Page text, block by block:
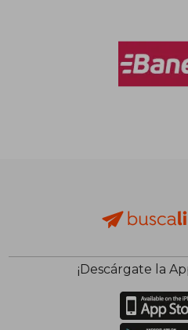
$ 39.667
¡Descárgate la